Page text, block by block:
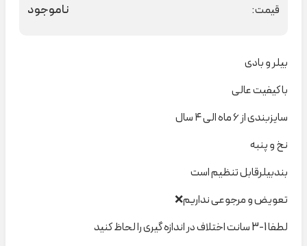
قیمت: ناموجود
بیلر و بادی
با کیفیت عالی
سایزبندی از ۶ ماه الی ۴ سال
نخ و پنبه
بندبیلرقابل تنظیم است
تعویض و مرجوعی نداریم❌
لطفا 1-3 سانت اختلاف در اندازه گیری را لحاظ کنید